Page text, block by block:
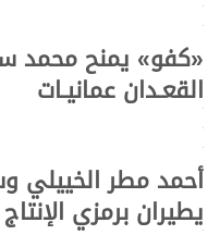
>
>
«كفو» يمنح محمد
القعـدان عمانيـات>
>
>
أحمد مطر الخييلي
يطيران برمزي الإنتاج>